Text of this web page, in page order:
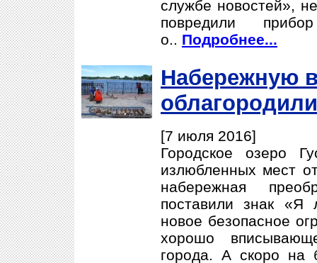
службе новостей»,
повредили
о.. Подробнее...
Набережную
облагородили
[7 июля 2016]
Городское озеро
излюбленных мест
набережная
поставили знак «Я
новое безопасное
хорошо
города. А скоро на